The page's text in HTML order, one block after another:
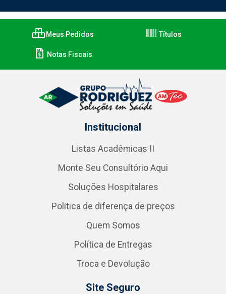
Meus Pedidos Títulos
Notas Fiscais
Institucional
Listas Acadêmicas II
Monte Seu Consultório Aqui
Soluções Hospitalares
Politica de diferença de preços
Quem Somos
Política de Entregas
Troca e Devolução
Site Seguro